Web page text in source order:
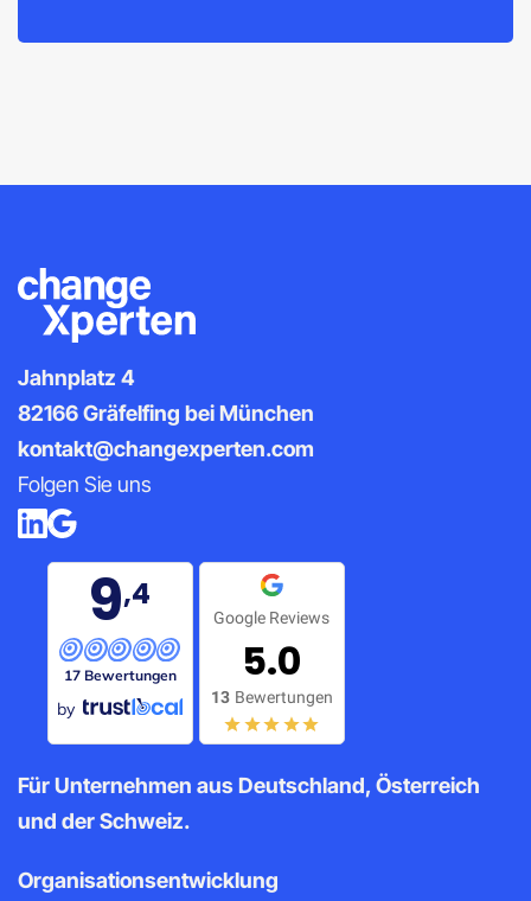
Jahnplatz 4
82166 Gräfelfing bei München
kontakt@changexperten.com
Folgen Sie uns
9,4
17 Bewertungen
by
Google Reviews
5.0
13 Bewertungen
Für Unternehmen aus Deutschland, Österreich
und der Schweiz.
Organisationsentwicklung